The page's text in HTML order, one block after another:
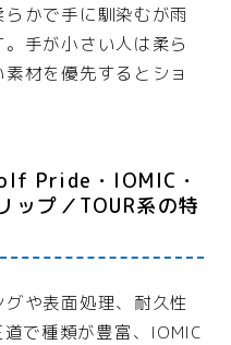
かで手に馴染むが雨
手が小さい人は柔ら
材を優先するとショ
Pride・IOMIC・
ップ／TOUR系の特
や表面処理、耐久性
で種類が豊富、IOMIC